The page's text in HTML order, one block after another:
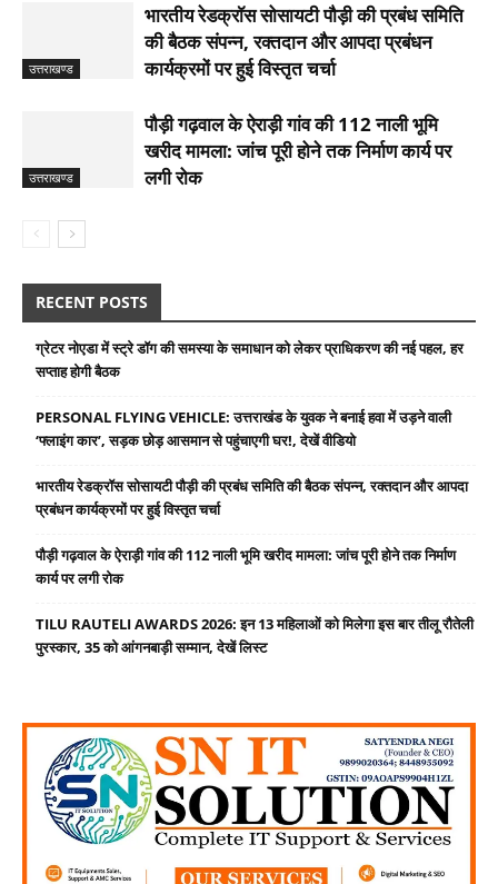
उत्तराखण्ड
भारतीय रेडक्रॉस सोसायटी पौड़ी की प्रबंध समिति
की बैठक संपन्न, रक्तदान और आपदा प्रबंधन
कार्यक्रमों पर हुई विस्तृत चर्चा
उत्तराखण्ड
पौड़ी गढ़वाल के ऐराड़ी गांव की 112 नाली भूमि
खरीद मामला: जांच पूरी होने तक निर्माण कार्य पर
लगी रोक
RECENT POSTS
ग्रेटर नोएडा में स्ट्रे डॉग की समस्या के समाधान को लेकर प्राधिकरण की नई पहल, हर
सप्ताह होगी बैठक
PERSONAL FLYING VEHICLE: उत्तराखंड के युवक ने बनाई हवा में उड़ने वाली
‘फ्लाइंग कार’, सड़क छोड़ आसमान से पहुंचाएगी घर!, देखें वीडियो
भारतीय रेडक्रॉस सोसायटी पौड़ी की प्रबंध समिति की बैठक संपन्न, रक्तदान और आपदा
प्रबंधन कार्यक्रमों पर हुई विस्तृत चर्चा
पौड़ी गढ़वाल के ऐराड़ी गांव की 112 नाली भूमि खरीद मामला: जांच पूरी होने तक निर्माण
कार्य पर लगी रोक
TILU RAUTELI AWARDS 2026: इन 13 महिलाओं को मिलेगा इस बार तीलू रौतेली
पुरस्कार, 35 को आंगनबाड़ी सम्मान, देखें लिस्ट